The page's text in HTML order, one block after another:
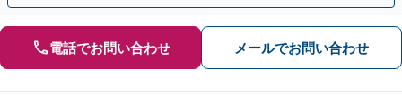
電話でお問い合わせ メールでお問い合わせ